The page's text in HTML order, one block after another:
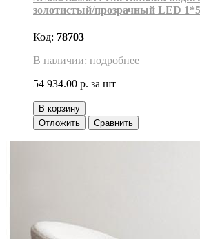
золотистый/прозрачный LED
Код: 78703
В наличии: подробнее
54 934.00 р. за шт
В корзину
Отложить
Сравнить